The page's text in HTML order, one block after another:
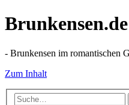
- Brunkensen im romantischen
Zum Inhalt